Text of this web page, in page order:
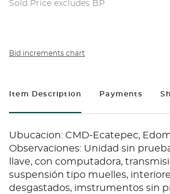
Sold Price excludes BP
Bid increments chart
Item Description Payments
Ubucacion: CMD-Ecatepec,
Observaciones: Unidad sin
llave, con computadora,
suspensión tipo muelles,
desgastados, imstrumentos sin